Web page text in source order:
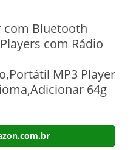
com Bluetooth
com Rádio
MP3 Player
64g